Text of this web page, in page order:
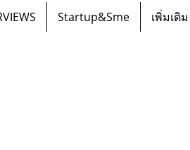
Startup&Sme เพิ่มเติม